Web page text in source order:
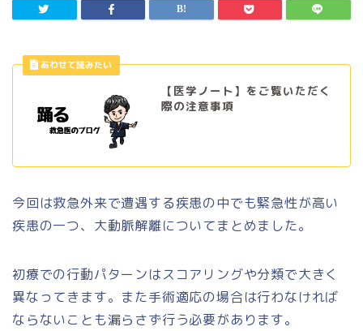
【医学ノート】をご覧いただく
際の注意事項
今回は救急外来で遭遇する疾患の中でも緊急性が高い
疾患の一つ、大動脈解離についてまとめました。
初療での行動パターンはスコアリングや分類で大きく
異なってきます。また手術適応の場合は行わなければ
ならないことも漏らさず行う必要があります。